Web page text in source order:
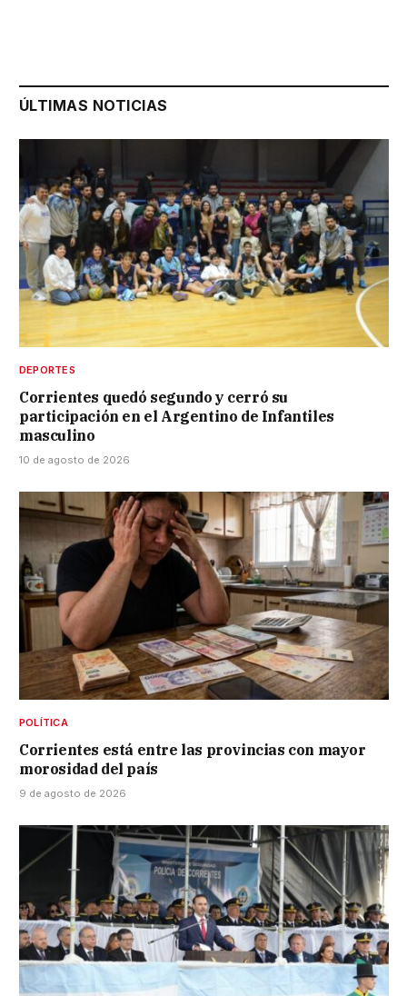
ÚLTIMAS NOTICIAS
DEPORTES
Corrientes quedó segundo y cerró su
participación en el Argentino de Infantiles
masculino
10 de agosto de 2026
POLÍTICA
Corrientes está entre las provincias con mayor
morosidad del país
9 de agosto de 2026